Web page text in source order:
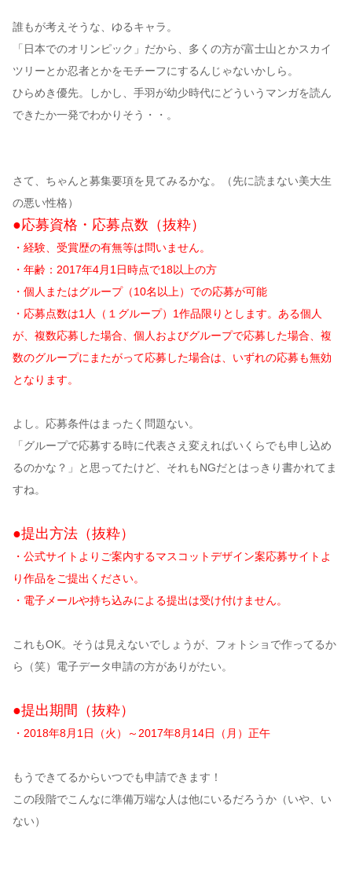
誰もが考えそうな、ゆるキャラ。
「日本でのオリンピック」だから、多くの方が富士山とかスカイ
ツリーとか忍者とかをモチーフにするんじゃないかしら。
ひらめき優先。しかし、手羽が幼少時代にどういうマンガを読ん
できたか一発でわかりそう・・。
さて、ちゃんと募集要項を見てみるかな。（先に読まない美大生
の悪い性格）
●応募資格・応募点数（抜粋）
・経験、受賞歴の有無等は問いません。
・年齢：2017年4月1日時点で18以上の方
・個人またはグループ（10名以上）での応募が可能
・応募点数は1人（１グループ）1作品限りとします。ある個人
が、複数応募した場合、個人およびグループで応募した場合、複
数のグループにまたがって応募した場合は、いずれの応募も無効
となります。
よし。応募条件はまったく問題ない。
「グループで応募する時に代表さえ変えればいくらでも申し込め
るのかな？」と思ってたけど、それもNGだとはっきり書かれてま
すね。
●提出方法（抜粋）
・公式サイトよりご案内するマスコットデザイン案応募サイトよ
り作品をご提出ください。
・電子メールや持ち込みによる提出は受け付けません。
これもOK。そうは見えないでしょうが、フォトショで作ってるか
ら（笑）電子データ申請の方がありがたい。
●提出期間（抜粋）
・2018年8月1日（火）～2017年8月14日（月）正午
もうできてるからいつでも申請できます！
この段階でこんなに準備万端な人は他にいるだろうか（いや、い
ない）